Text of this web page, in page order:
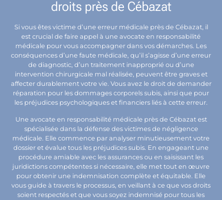
droits près de Cébazat
Si vous êtes victime d’une erreur médicale près de Cébazat, il
est crucial de faire appel à une avocate en responsabilité
médicale pour vous accompagner dans vos démarches. Les
conséquences d’une faute médicale, qu’il s’agisse d’une erreur
de diagnostic, d’un traitement inapproprié ou d’une
intervention chirurgicale mal réalisée, peuvent être graves et
affecter durablement votre vie. Vous avez le droit de demander
réparation pour les dommages corporels subis, ainsi que pour
les préjudices psychologiques et financiers liés à cette erreur.
Une avocate en responsabilité médicale près de Cébazat est
spécialisée dans la défense des victimes de négligence
médicale. Elle commence par analyser minutieusement votre
dossier et évalue tous les préjudices subis. En engageant une
procédure amiable avec les assurances ou en saisissant les
juridictions compétentes si nécessaire, elle met tout en œuvre
pour obtenir une indemnisation complète et équitable. Elle
vous guide à travers le processus, en veillant à ce que vos droits
soient respectés et que vous soyez indemnisé pour tous les